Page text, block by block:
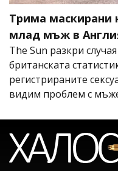
Трима маскирани
млад мъж в
The Sun разкри
британската
регистрираните
видим проблем с